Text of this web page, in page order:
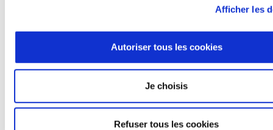
Afficher les
Autoriser tous les cookies
Je choisis
Refuser tous les cookies
vídeos
yt-remote-cast-installed
vídeos